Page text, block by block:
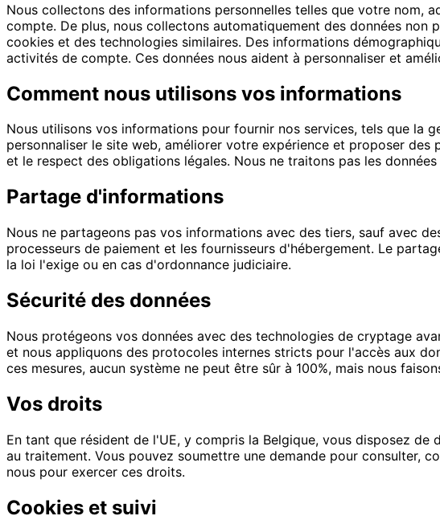
Nous collectons des informations personnelles telles que votre nom,
compte. De plus, nous collectons automatiquement des données
cookies et des technologies similaires. Des informations
activités de compte. Ces données nous aident à personnaliser et
Comment nous utilisons vos informations
Nous utilisons vos informations pour fournir nos services, tels que la
personnaliser le site web, améliorer votre expérience et proposer
et le respect des obligations légales. Nous ne traitons pas les
Partage d'informations
Nous ne partageons pas vos informations avec des tiers, sauf avec
processeurs de paiement et les fournisseurs d'hébergement. Le
la loi l'exige ou en cas d'ordonnance judiciaire.
Sécurité des données
Nous protégeons vos données avec des technologies de cryptage
et nous appliquons des protocoles internes stricts pour l'accès aux
ces mesures, aucun système ne peut être sûr à 100%, mais nous
Vos droits
En tant que résident de l'UE, y compris la Belgique, vous disposez
au traitement. Vous pouvez soumettre une demande pour consulter,
nous pour exercer ces droits.
Cookies et suivi